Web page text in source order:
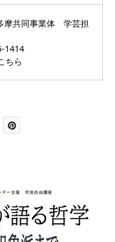
摩共同事業体 学芸担
1414
ちら